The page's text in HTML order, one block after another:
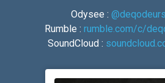
Odysee :
Rumble : rumble.com/c/
SoundCloud :